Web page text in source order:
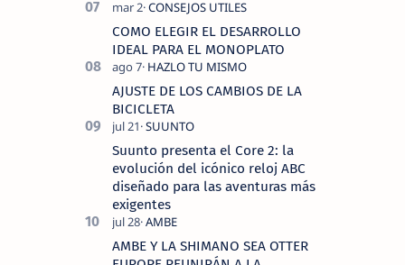
COMO ELEGIR EL DESARROLLO
IDEAL PARA EL MONOPLATO
AJUSTE DE LOS CAMBIOS DE LA
BICICLETA
Suunto presenta el Core 2: la
evolución del icónico reloj ABC
diseñado para las aventuras más
exigentes
AMBE Y LA SHIMANO SEA OTTER